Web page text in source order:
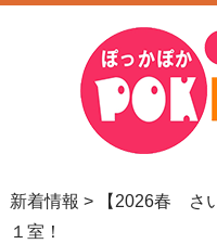
新着情報 > 【2026春 さ
１室！